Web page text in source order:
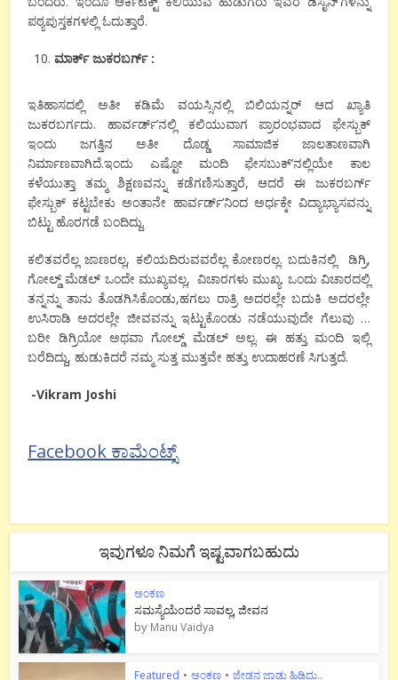
ಪಠ್ಯಪುಸ್ತಕಗಳಲ್ಲಿ ಓದುತ್ತಾರೆ.
ಮಾರ್ಕ್ ಜುಕರಬರ್ಗ್ :
ಇತಿಹಾಸದಲ್ಲಿ ಅತೀ ಕಡಿಮೆ ವಯಸ್ಸಿನಲ್ಲಿ ಬಿಲಿಯನ್ನರ್ ಆದ ಖ್ಯಾತಿ
ಜುಕರಬರ್ಗದು. ಹಾರ್ವರ್ಡ್’ನಲ್ಲಿ ಕಲಿಯುವಾಗ ಪ್ರಾರಂಭವಾದ ಫೇಸ್ಬುಕ್
ಇಂದು ಜಗತ್ತಿನ ಅತೀ ದೊಡ್ಡ ಸಾಮಾಜಿಕ ಜಾಲತಾಣವಾಗಿ
ನಿರ್ಮಾಣವಾಗಿದೆ.ಇಂದು ಎಷ್ಟೋ ಮಂದಿ ಫೇಸಬುಕ್’ನಲ್ಲಿಯೇ ಕಾಲ
ಕಳೆಯುತ್ತಾ ತಮ್ಮ ಶಿಕ್ಷಣವನ್ನು ಕಡೆಗಣಿಸುತ್ತಾರೆ, ಆದರೆ ಈ ಜುಕರಬರ್ಗ್
ಫೇಸ್ಬುಕ್ ಕಟ್ಟಬೇಕು ಅಂತಾನೇ ಹಾರ್ವರ್ಡ್’ನಿಂದ ಅರ್ಧಕ್ಕೇ ವಿದ್ಯಾಭ್ಯಾಸವನ್ನು
ಬಿಟ್ಟು ಹೊರಗಡೆ ಬಂದಿದ್ದು.
ಕಲಿತವರೆಲ್ಲ ಜಾಣರಲ್ಲ, ಕಲಿಯದಿರುವವರೆಲ್ಲ ಕೋಣರಲ್ಲ. ಬದುಕಿನಲ್ಲಿ ಡಿಗ್ರಿ,
ಗೋಲ್ಡ್ ಮೆಡಲ್ ಒಂದೇ ಮುಖ್ಯವಲ್ಲ, ವಿಚಾರಗಳು ಮುಖ್ಯ. ಒಂದು ವಿಚಾರದಲ್ಲಿ
ತನ್ನನ್ನು ತಾನು ತೊಡಗಿಸಿಕೊಂಡು,ಹಗಲು ರಾತ್ರಿ ಅದರಲ್ಲೇ ಬದುಕಿ ಅದರಲ್ಲೇ
ಉಸಿರಾಡಿ ಅದರಲ್ಲೇ ಜೀವವನ್ನು ಇಟ್ಟುಕೊಂಡು ನಡೆಯುವುದೇ ಗೆಲುವು …
ಬರೀ ಡಿಗ್ರಿಯೋ ಅಥವಾ ಗೋಲ್ಡ್ ಮೆಡಲ್ ಅಲ್ಲ. ಈ ಹತ್ತು ಮಂದಿ ಇಲ್ಲಿ
ಬರೆದಿದ್ದು, ಹುಡುಕಿದರೆ ನಮ್ಮ ಸುತ್ತ ಮುತ್ತವೇ ಹತ್ತು ಉದಾಹರಣೆ ಸಿಗುತ್ತದೆ.
-Vikram Joshi
Facebook ಕಾಮೆಂಟ್ಸ್
ಇವುಗಳೂ ನಿಮಗೆ ಇಷ್ಟವಾಗಬಹುದು
ಅಂಕಣ
ಸಮಸ್ಯೆಯೆಂದರೆ ಸಾವಲ್ಲ, ಜೀವನ
by Manu Vaidya
Featured • ಅಂಕಣ • ಜೇಡನ ಜಾಡು ಹಿಡಿದು..